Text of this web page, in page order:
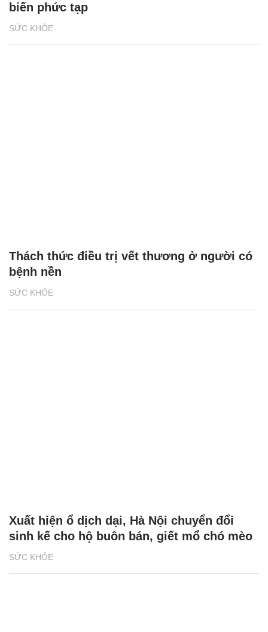
SỨC KHỎE
biến phức tạp
SỨC KHỎE
Thách thức điều trị vết thương ở người có
bệnh nền
SỨC KHỎE
Xuất hiện ổ dịch dại, Hà Nội chuyển đổi
sinh kế cho hộ buôn bán, giết mổ chó mèo